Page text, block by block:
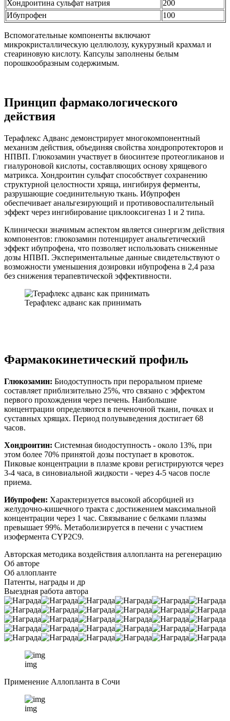
Хондроитина сульфат натрия
200
Ибупрофен
100
Вспомогательные компоненты включают
микрокристаллическую целлюлозу, кукурузный крахмал и
стеариновую кислоту. Капсулы заполнены белым
порошкообразным содержимым.
Принцип фармакологического
действия
Терафлекс Адванс демонстрирует многокомпонентный
механизм действия, объединяя свойства хондропротекторов и
НПВП. Глюкозамин участвует в биосинтезе протеогликанов и
гиалуроновой кислоты, составляющих основу хрящевого
матрикса. Хондроитин сульфат способствует сохранению
структурной целостности хряща, ингибируя ферменты,
разрушающие соединительную ткань. Ибупрофен
обеспечивает анальгезирующий и противовоспалительный
эффект через ингибирование циклооксигеназ 1 и 2 типа.
Клинически значимым аспектом является синергизм действия
компонентов: глюкозамин потенцирует анальгетический
эффект ибупрофена, что позволяет использовать сниженные
дозы НПВП. Экспериментальные данные свидетельствуют о
возможности уменьшения дозировки ибупрофена в 2,4 раза
без снижения терапевтической эффективности.
Терафлекс адванс как принимать
Фармакокинетический профиль
Глюкозамин: Биодоступность при пероральном приеме
составляет приблизительно 25%, что связано с эффектом
первого прохождения через печень. Наибольшие
концентрации определяются в печеночной ткани, почках и
суставных хрящах. Период полувыведения достигает 68
часов.
Хондроитин: Системная биодоступность - около 13%, при
этом более 70% принятой дозы поступает в кровоток.
Пиковые концентрации в плазме крови регистрируются через
3-4 часа, в синовиальной жидкости - через 4-5 часов после
приема.
Ибупрофен: Характеризуется высокой абсорбцией из
желудочно-кишечного тракта с достижением максимальной
концентрации через 1 час. Связывание с белками плазмы
превышает 99%. Метаболизируется в печени с участием
изофермента CYP2C9.
Авторская методика воздействия аллопланта на регенерацию
Об авторе
Об аллопланте
Патенты, награды и др
Выездная работа автора
img
Применение Аллопланта в Сочи
img